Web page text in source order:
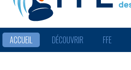
ACCUEIL DÉCOUVRIR FFE